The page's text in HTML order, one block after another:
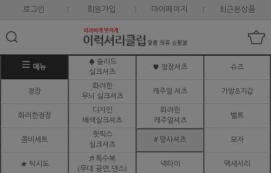
로그인 회원가입 마이페이지 최근본상품
메뉴
♠ 솔리드
실크셔츠
♥ 정장셔츠 슈즈
정장
화려한
무늬 실크셔츠
캐주얼 셔츠 가방&지갑
화려한정장
디자인
배색실크셔츠
화려한
캐주얼셔츠
벨트
콤비세트
핫픽스
실크셔츠
# 망사셔츠 모자
★ 턱시도
♬ 특수복
(무대.공연,댄스)
넥타이 액세서리